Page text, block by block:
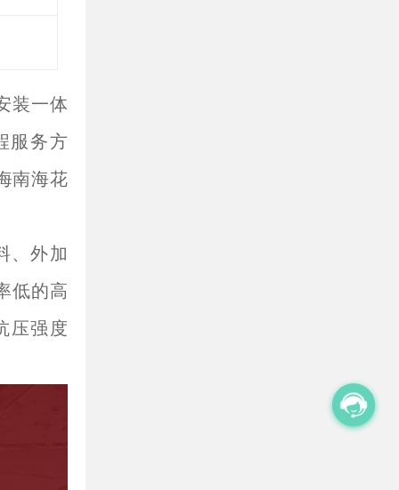
装一体
服务方
南海花
、外加
低的高
压强度